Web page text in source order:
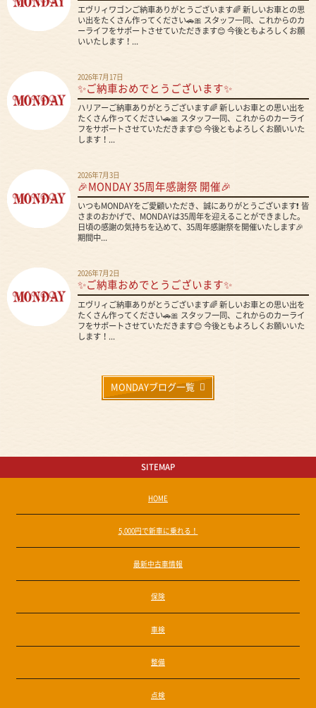
エヴリィワゴンご納車ありがとうございます🌈 新しいお車との思
い出をたくさん作ってください🚗🎀 スタッフ一同、これからのカ
ーライフをサポートさせていただきます😊 今後ともよろしくお願
いいたします！...
2026年7月17日
✨ご納車おめでとうございます✨
ハリアーご納車ありがとうございます🌈 新しいお車との思い出を
たくさん作ってください🚗🎀 スタッフ一同、これからのカーライ
フをサポートさせていただきます😊 今後ともよろしくお願いいた
します！...
2026年7月3日
🎉MONDAY 35周年感謝祭 開催🎉
いつもMONDAYをご愛顧いただき、誠にありがとうございます❗ 皆
さまのおかげで、MONDAYは35周年を迎えることができました。
日頃の感謝の気持ちを込めて、35周年感謝祭を開催いたします🎉
期間中...
2026年7月2日
✨ご納車おめでとうございます✨
エヴリィご納車ありがとうございます🌈 新しいお車との思い出を
たくさん作ってください🚗🎀 スタッフ一同、これからのカーライ
フをサポートさせていただきます😊 今後ともよろしくお願いいた
します！...
MONDAYブログ一覧
SITEMAP
HOME
5,000円で新車に乗れる！
最新中古車情報
保険
車検
整備
点検